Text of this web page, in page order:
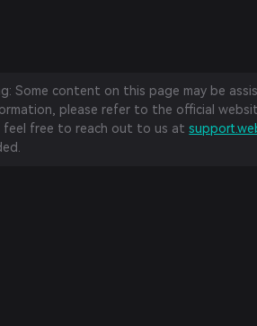
Some content on this page may be
please refer to the official
feel free to reach out to us at